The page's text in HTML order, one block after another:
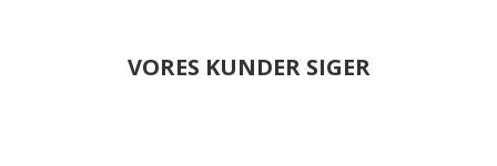
VORES KUNDER SIGER